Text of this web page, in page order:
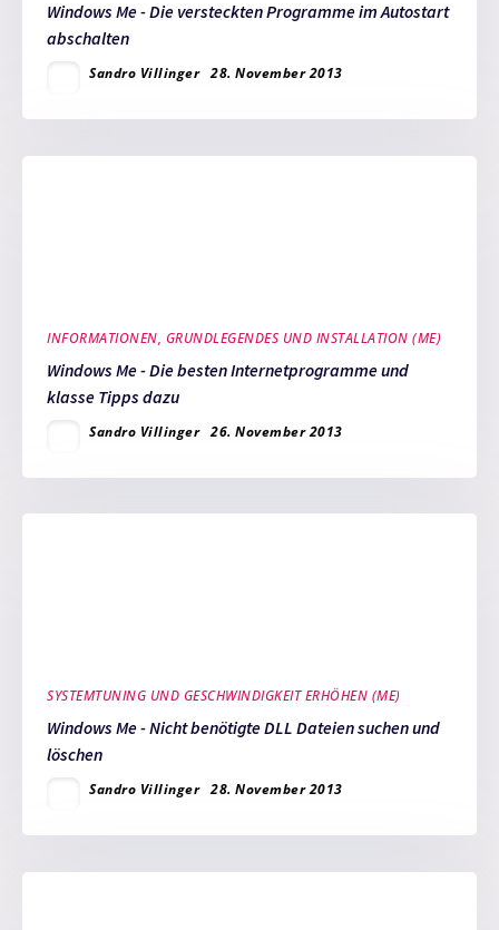
Windows Me - Die versteckten Programme im Autostart
abschalten
Sandro Villinger 28. November 2013
INFORMATIONEN, GRUNDLEGENDES UND INSTALLATION (ME)
Windows Me - Die besten Internetprogramme und
klasse Tipps dazu
Sandro Villinger 26. November 2013
SYSTEMTUNING UND GESCHWINDIGKEIT ERHÖHEN (ME)
Windows Me - Nicht benötigte DLL Dateien suchen und
löschen
Sandro Villinger 28. November 2013